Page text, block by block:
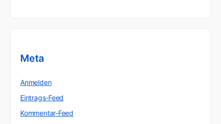
Meta
Anmelden
Eintrags-Feed
Kommentar-Feed